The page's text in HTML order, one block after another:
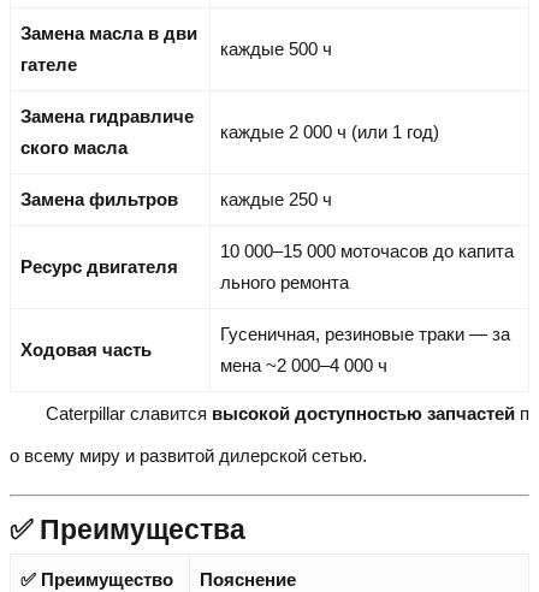
Замена масла в дви
гателе
каждые 500 ч
Замена гидравличе
ского масла
каждые 2 000 ч (или 1 год)
Замена фильтров каждые 250 ч
Ресурс двигателя
10 000–15 000 моточасов до капита
льного ремонта
Ходовая часть
Гусеничная, резиновые траки — за
мена ~2 000–4 000 ч
Caterpillar славится высокой доступностью запчастей п
о всему миру и развитой дилерской сетью.
✅ Преимущества
✅ Преимущество Пояснение